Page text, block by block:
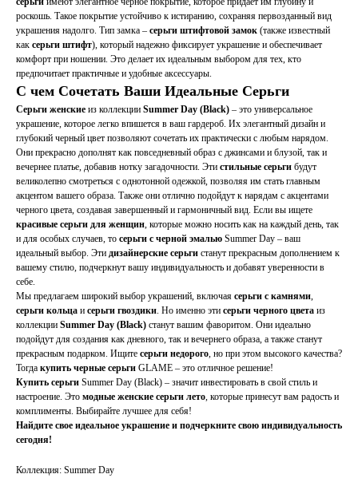
роскошь. Такое покрытие устойчиво к истиранию, сохраняя первозданный вид
украшения надолго. Тип замка – серьги штифтовой замок (также известный
как серьги штифт), который надежно фиксирует украшение и обеспечивает
комфорт при ношении. Это делает их идеальным выбором для тех, кто
предпочитает практичные и удобные аксессуары.
С чем Сочетать Ваши Идеальные Серьги
Серьги женские из коллекции Summer Day (Black) – это универсальное
украшение, которое легко впишется в ваш гардероб. Их элегантный дизайн и
глубокий черный цвет позволяют сочетать их практически с любым нарядом.
Они прекрасно дополнят как повседневный образ с джинсами и блузой, так и
вечернее платье, добавив нотку загадочности. Эти стильные серьги будут
великолепно смотреться с однотонной одежкой, позволяя им стать главным
акцентом вашего образа. Также они отлично подойдут к нарядам с акцентами
черного цвета, создавая завершенный и гармоничный вид. Если вы ищете
красивые серьги для женщин, которые можно носить как на каждый день, так
и для особых случаев, то серьги с черной эмалью Summer Day – ваш
идеальный выбор. Эти дизайнерские серьги станут прекрасным дополнением к
вашему стилю, подчеркнут вашу индивидуальность и добавят уверенности в
себе.
Мы предлагаем широкий выбор украшений, включая серьги с камнями,
серьги кольца и серьги гвоздики. Но именно эти серьги черного цвета из
коллекции Summer Day (Black) станут вашим фаворитом. Они идеально
подойдут для создания как дневного, так и вечернего образа, а также станут
прекрасным подарком. Ищите серьги недорого, но при этом высокого качества?
Тогда купить черные серьги GLAME – это отличное решение!
Купить серьги Summer Day (Black) – значит инвестировать в свой стиль и
настроение. Это модные женские серьги лето, которые принесут вам радость и
комплименты. Выбирайте лучшее для себя!
Найдите свое идеальное украшение и подчеркните свою индивидуальность
сегодня!
Коллекция: Summer Day